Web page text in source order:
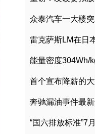
众泰汽车一大楼